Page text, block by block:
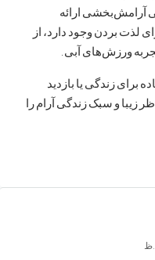
ارائه
دارد، از
آبی.
یا بازدید
زندگی آرام را